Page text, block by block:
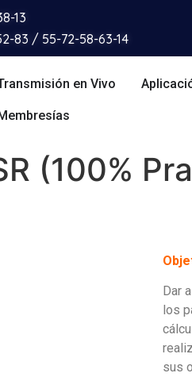
13
83 / 55-72-58-63-14
en Vivo
Membresías
(100%
Dar
los
sus